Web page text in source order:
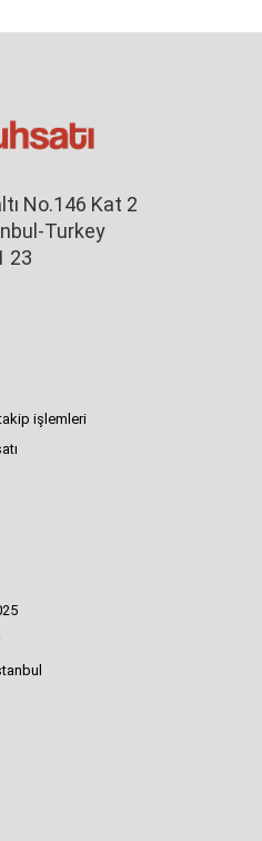
No.146 Kat 2
Turkey
23
işlemleri